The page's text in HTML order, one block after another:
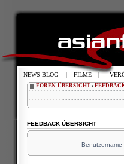
FOREN-ÜBERSICHT ‹
FEEDBACK ÜBERSICHT
Benutzername
NEWS-BLOG | FILME |